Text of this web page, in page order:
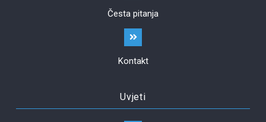
Česta pitanja
Kontakt
Uvjeti